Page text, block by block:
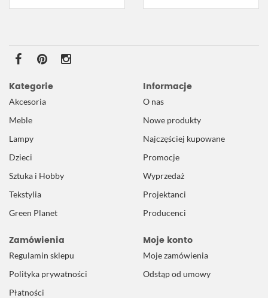
Kategorie
Akcesoria
Meble
Lampy
Dzieci
Sztuka i Hobby
Tekstylia
Green Planet
Informacje
O nas
Nowe produkty
Najczęściej kupowane
Promocje
Wyprzedaż
Projektanci
Producenci
Zamówienia
Regulamin sklepu
Polityka prywatności
Płatności
Moje konto
Moje zamówienia
Odstąp od umowy